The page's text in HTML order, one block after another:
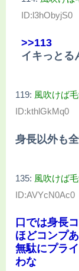
ID:l3hObyjS0
>>113
イキっとる
119: 風吹けば
ID:kthlGkMq0
身長以外も
135: 風吹けば
ID:AVYcN0Ac0
口では身長
ほどコンプ
無駄にプラ
わな